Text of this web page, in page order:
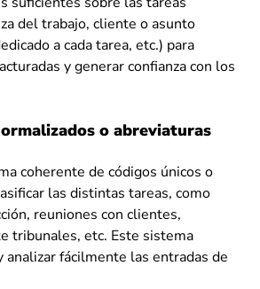
del trabajo, cliente o asunto
a cada tarea, etc.) para
y generar confianza con los
o abreviaturas
coherente de códigos únicos o
las distintas tareas, como
reuniones con clientes,
tribunales, etc. Este sistema
fácilmente las entradas de